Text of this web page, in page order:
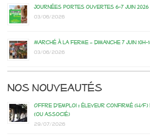
Journées portes ouvertes 6-7 juin 2026
03/06/2026
Marché à la ferme – dimanche 7 juin 10h-
03/06/2026
Nos nouveautés
Offre d’emploi : éleveur confirmé (H/
(ou associé)
29/07/2026